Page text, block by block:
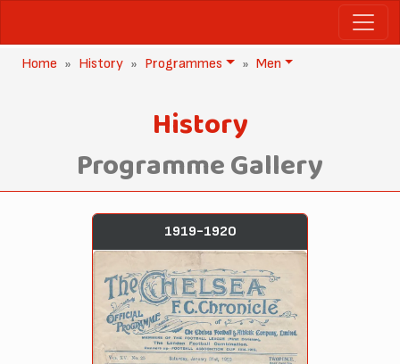
Home History Programmes Men
History
Programme Gallery
1919-1920